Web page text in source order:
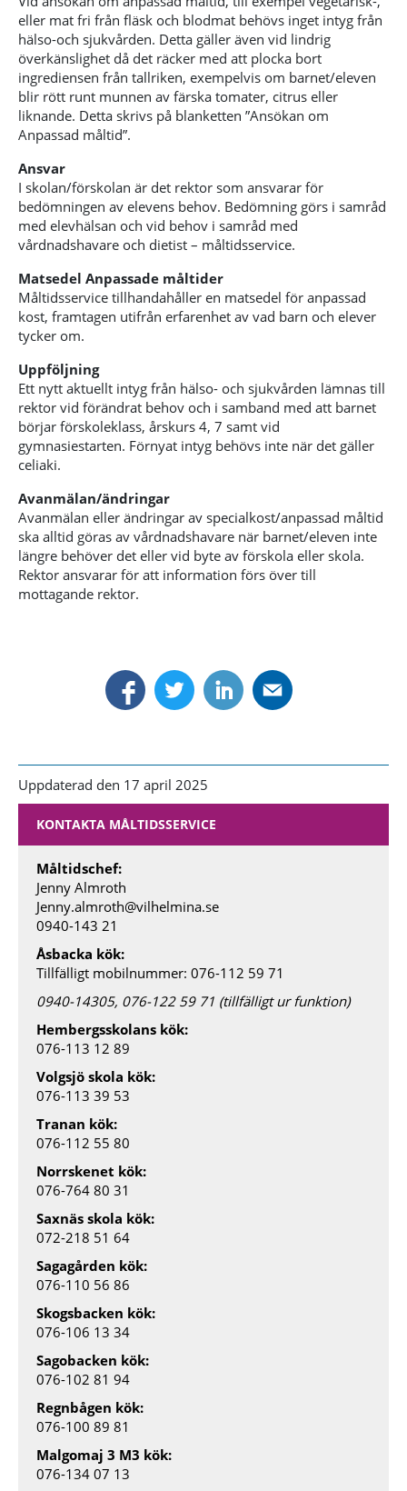
eller mat fri från fläsk och blodmat behövs inget intyg från
hälso-och sjukvården. Detta gäller även vid lindrig
överkänslighet då det räcker med att plocka bort
ingrediensen från tallriken, exempelvis om barnet/eleven
blir rött runt munnen av färska tomater, citrus eller
liknande. Detta skrivs på blanketten ”Ansökan om
Anpassad måltid”.
Ansvar
I skolan/förskolan är det rektor som ansvarar för
bedömningen av elevens behov. Bedömning görs i samråd
med elevhälsan och vid behov i samråd med
vårdnadshavare och dietist – måltidsservice.
Matsedel Anpassade måltider
Måltidsservice tillhandahåller en matsedel för anpassad
kost, framtagen utifrån erfarenhet av vad barn och elever
tycker om.
Uppföljning
Ett nytt aktuellt intyg från hälso- och sjukvården lämnas till
rektor vid förändrat behov och i samband med att barnet
börjar förskoleklass, årskurs 4, 7 samt vid
gymnasiestarten. Förnyat intyg behövs inte när det gäller
celiaki.
Avanmälan/ändringar
Avanmälan eller ändringar av specialkost/anpassad måltid
ska alltid göras av vårdnadshavare när barnet/eleven inte
längre behöver det eller vid byte av förskola eller skola.
Rektor ansvarar för att information förs över till
mottagande rektor.
Uppdaterad den 17 april 2025
KONTAKTA MÅLTIDSSERVICE
Måltidschef:
Jenny Almroth
Jenny.almroth@vilhelmina.se
0940-143 21
Åsbacka kök:
Tillfälligt mobilnummer: 076-112 59 71
0940-14305, 076-122 59 71 (tillfälligt ur funktion)
Hembergsskolans kök:
076-113 12 89
Volgsjö skola kök:
076-113 39 53
Tranan kök:
076-112 55 80
Norrskenet kök:
076-764 80 31
Saxnäs skola kök:
072-218 51 64
Sagagården kök:
076-110 56 86
Skogsbacken kök:
076-106 13 34
Sagobacken kök:
076-102 81 94
Regnbågen kök:
076-100 89 81
Malgomaj 3 M3 kök:
076-134 07 13